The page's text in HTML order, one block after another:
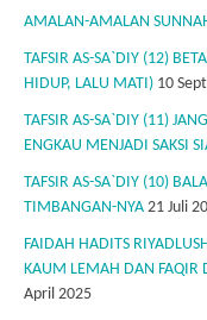
AMALAN-AMALAN
TAFSIR AS-SA`DIY (12)
HIDUP, LALU MATI) 10
TAFSIR AS-SA`DIY (11)
ENGKAU MENJADI SAKSI
TAFSIR AS-SA`DIY (10)
TIMBANGAN-NYA 21 Juli
FAIDAH HADITS
KAUM LEMAH DAN
April 2025